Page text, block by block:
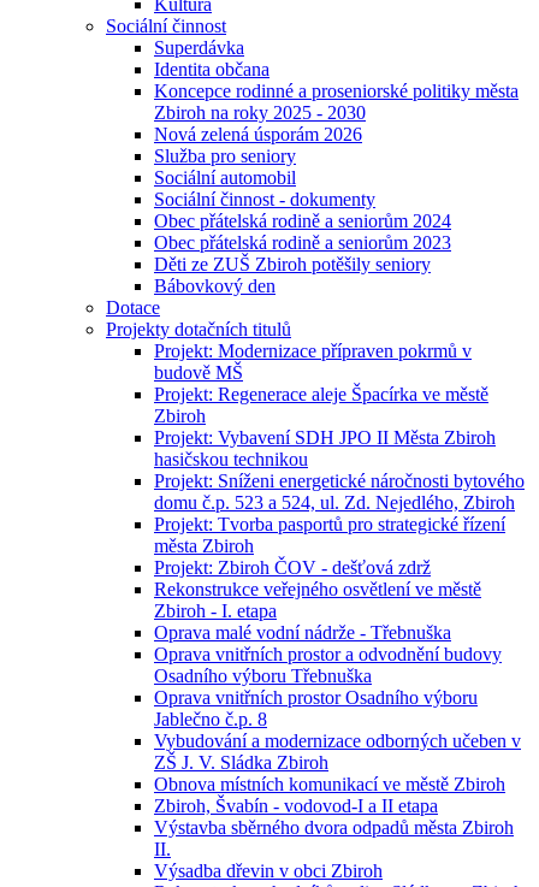
Kultura
Sociální činnost
Superdávka
Identita občana
Koncepce rodinné a proseniorské politiky města
Zbiroh na roky 2025 - 2030
Nová zelená úsporám 2026
Služba pro seniory
Sociální automobil
Sociální činnost - dokumenty
Obec přátelská rodině a seniorům 2024
Obec přátelská rodině a seniorům 2023
Děti ze ZUŠ Zbiroh potěšily seniory
Bábovkový den
Dotace
Projekty dotačních titulů
Projekt: Modernizace přípraven pokrmů v
budově MŠ
Projekt: Regenerace aleje Špacírka ve městě
Zbiroh
Projekt: Vybavení SDH JPO II Města Zbiroh
hasičskou technikou
Projekt: Sníženi energetické náročnosti bytového
domu č.p. 523 a 524, ul. Zd. Nejedlého, Zbiroh
Projekt: Tvorba pasportů pro strategické řízení
města Zbiroh
Projekt: Zbiroh ČOV - dešťová zdrž
Rekonstrukce veřejného osvětlení ve městě
Zbiroh - I. etapa
Oprava malé vodní nádrže - Třebnuška
Oprava vnitřních prostor a odvodnění budovy
Osadního výboru Třebnuška
Oprava vnitřních prostor Osadního výboru
Jablečno č.p. 8
Vybudování a modernizace odborných učeben v
ZŠ J. V. Sládka Zbiroh
Obnova místních komunikací ve městě Zbiroh
Zbiroh, Švabín - vodovod-I a II etapa
Výstavba sběrného dvora odpadů města Zbiroh
II.
Výsadba dřevin v obci Zbiroh